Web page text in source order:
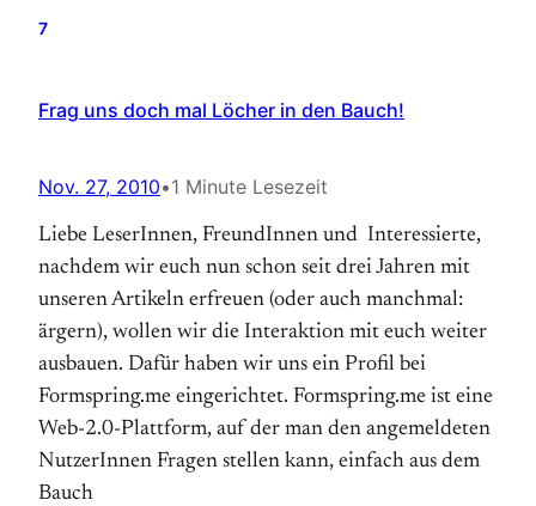
7
Frag uns doch mal Löcher in den Bauch!
Nov. 27, 2010•1 Minute Lesezeit
Liebe LeserInnen, FreundInnen und Interessierte,
nachdem wir euch nun schon seit drei Jahren mit
unseren Artikeln erfreuen (oder auch manchmal:
ärgern), wollen wir die Interaktion mit euch weiter
ausbauen. Dafür haben wir uns ein Profil bei
Formspring.me eingerichtet. Formspring.me ist eine
Web-2.0-Plattform, auf der man den angemeldeten
NutzerInnen Fragen stellen kann, einfach aus dem
Bauch